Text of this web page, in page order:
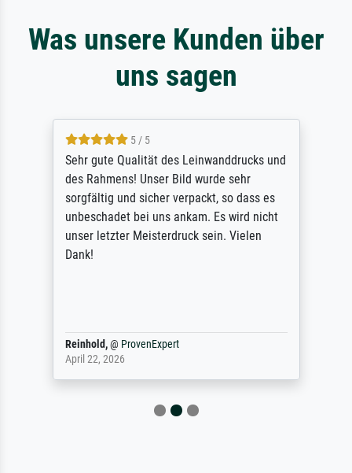
Was unsere Kunden über
uns sagen
5 / 5
Sehr gute Qualität des Leinwanddrucks und
des Rahmens! Unser Bild wurde sehr
sorgfältig und sicher verpackt, so dass es
unbeschadet bei uns ankam. Es wird nicht
unser letzter Meisterdruck sein. Vielen
Dank!
Reinhold,@ ProvenExpert
April 22, 2026